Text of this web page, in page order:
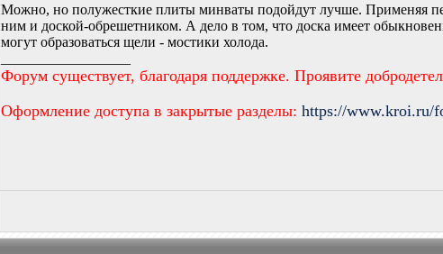
Можно, но полужесткие плиты минваты подойдут лучше. Применяя
ним и доской-обрешетником. А дело в том, что доска имеет
могут образоваться щели - мостики холода.
Форум существует, благодаря поддержке. Проявите
Оформление доступа в закрытые разделы:https://www.kroi.ru/